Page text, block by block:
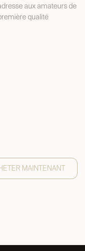
aux amateurs de
qualité
MAINTENANT